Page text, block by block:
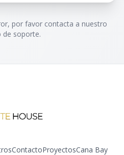
por favor contacta a nuestro
de soporte.
ContactoProyectosCana Bay